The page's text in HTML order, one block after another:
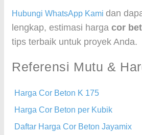
Hubungi WhatsApp Kami dan
lengkap, estimasi harga cor
tips terbaik untuk proyek Anda.
Referensi Mutu &
Harga Cor Beton K 175
Harga Cor Beton per Kubik
Daftar Harga Cor Beton Jayamix